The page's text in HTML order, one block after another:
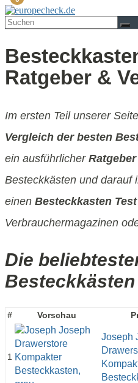
Ratgeber &
Im ersten Teil unserer
Vergleich der besten
ein ausführlicher Ratgeber
Besteckkästen und darauf
einen Besteckkasten Test
Verbrauchermagazinen
Die
# Vorschau
1
Joseph